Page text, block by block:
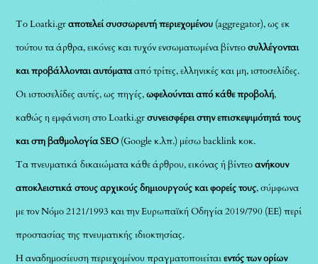
Το Loatki.grαποτελεί συσσωρευτή περιεχομένου (aggregator), ως εκ
τούτου τα άρθρα, εικόνες και τυχόν ενσωματωμένα βίντεοσυλλέγονται
και προβάλλονται αυτόματααπό τρίτες, ελληνικές και μη, ιστοσελίδες.
Οι ιστοσελίδες αυτές, ως πηγές,ωφελούνται από κάθε προβολή,
καθώς η εμφάνιση στο Loatki.grσυνεισφέρει στην επισκεψιμότητά τους
και στη βαθμολογία SEO (Google κ.λπ.) μέσω backlink κοκ.
Τα πνευματικά δικαιώματα κάθε άρθρου, εικόνας ή βίντεοανήκουν
αποκλειστικά στους αρχικούς δημιουργούς και φορείς τους, σύμφωνα
με τον Νόμο 2121/1993 και την Ευρωπαϊκή Οδηγία 2019/790 (ΕΕ) περί
προστασίας της πνευματικής ιδιοκτησίας.
Η αναδημοσίευση περιεχομένου πραγματοποιείταιεντός των ορίων